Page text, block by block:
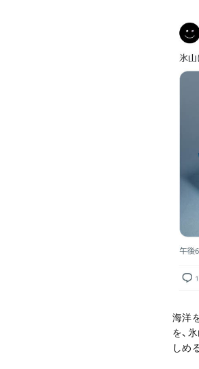
海洋
を、
しめ